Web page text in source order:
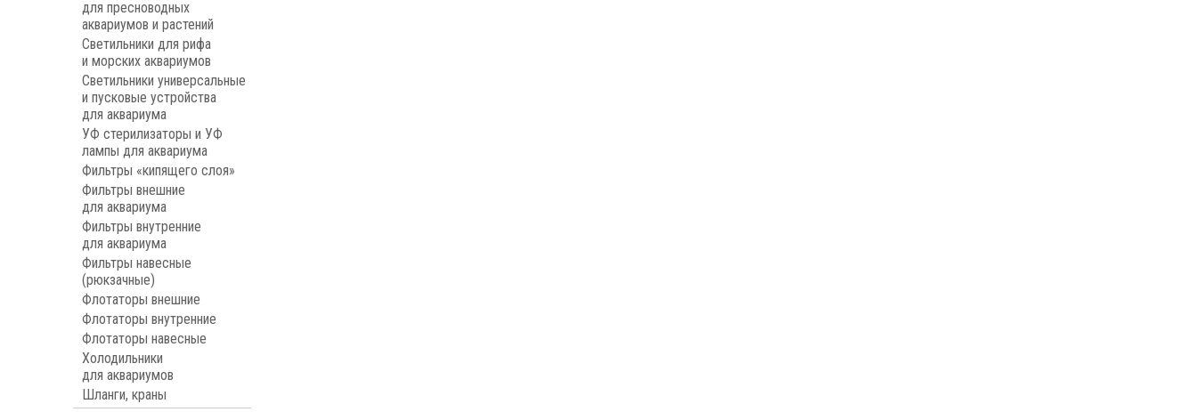
для пресноводных
аквариумов и растений
Светильники для рифа
и морских аквариумов
Светильники универсальные
и пусковые устройства
для аквариума
УФ стерилизаторы и УФ
лампы для аквариума
Фильтры «кипящего слоя»
Фильтры внешние
для аквариума
Фильтры внутренние
для аквариума
Фильтры навесные
(рюкзачные)
Флотаторы внешние
Флотаторы внутренние
Флотаторы навесные
Холодильники
для аквариумов
Шланги, краны